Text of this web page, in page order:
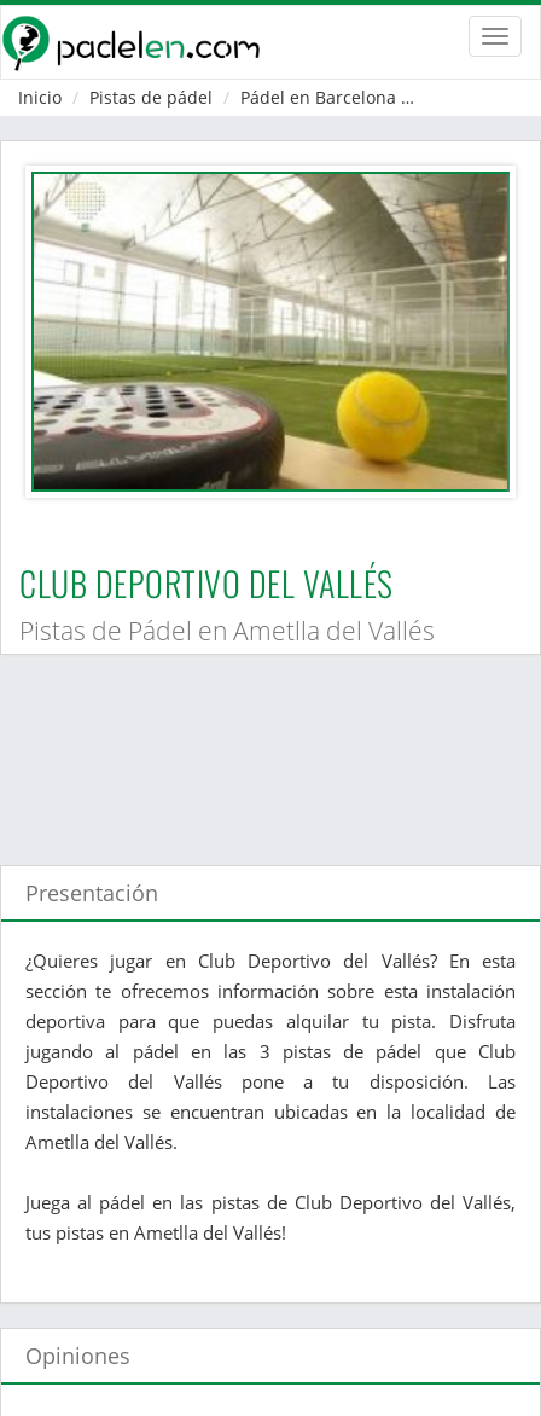
Inicio
Pistas de pádel Pádel en Barcelona
CLUB DEPORTIVO DEL VALLÉS
Pistas de Pádel en Ametlla del Vallés
Presentación
¿Quieres jugar en Club Deportivo del Vallés? En esta
sección te ofrecemos información sobre esta instalación
deportiva para que puedas alquilar tu pista. Disfruta
jugando al pádel en las 3 pistas de pádel que Club
Deportivo del Vallés pone a tu disposición. Las
instalaciones se encuentran ubicadas en la localidad de
Ametlla del Vallés.
Juega al pádel en las pistas de Club Deportivo del Vallés,
tus pistas en Ametlla del Vallés!
Opiniones